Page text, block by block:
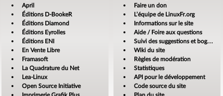
April
Éditions D-BookeR
Éditions Diamond
Éditions Eyrolles
Éditions ENI
En Vente Libre
Framasoft
La Quadrature du Net
Lea-Linux
Open Source Initiative
Faire un don
L’équipe de LinuxFr.org
Informations sur le site
Aide / Foire aux questions
Suivi des suggestions et bogues
Wiki du site
Règles de modération
Statistiques
API pour le développement
Code source du site